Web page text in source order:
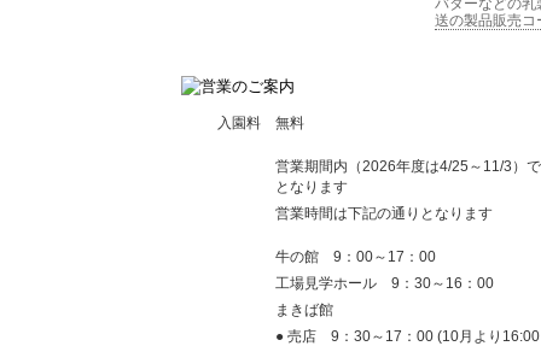
送の製品販売コ
入園料 無料
営業期間内（2026年度は4/25～11/3）
となります
営業時間は下記の通りとなります
牛の館 9：00～17：00
工場見学ホール 9：30～16：00
まきば館
● 売店 9：30～17：00 (10月より